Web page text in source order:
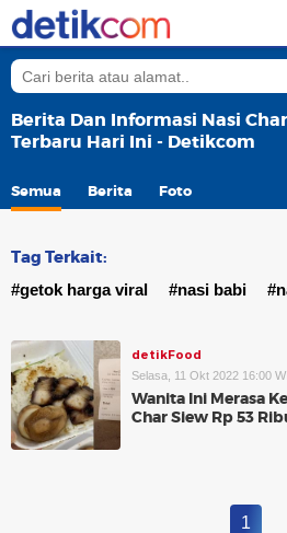
Berita Dan Informasi Nasi
Terbaru Hari Ini - Detikcom
Semua Berita Foto
Tag Terkait:
#getok harga viral #nasi babi
detikFood
Selasa, 11 Okt 2022 16:00
Wanita Ini Merasa
Char Siew Rp 53
1